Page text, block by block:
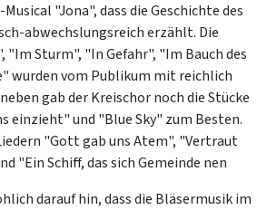
"Jona", dass die Geschichte des
abwechslungsreich erzählt. Die
"Im Sturm", "In Gefahr", "Im Bauch des
wurden vom Publikum mit reichlich
gab der Kreischor noch die Stücke
einzieht" und "Blue Sky" zum Besten.
"Gott gab uns Atem", "Vertraut
"Ein Schiff, das sich Gemeinde nen
darauf hin, dass die Bläsermusik im